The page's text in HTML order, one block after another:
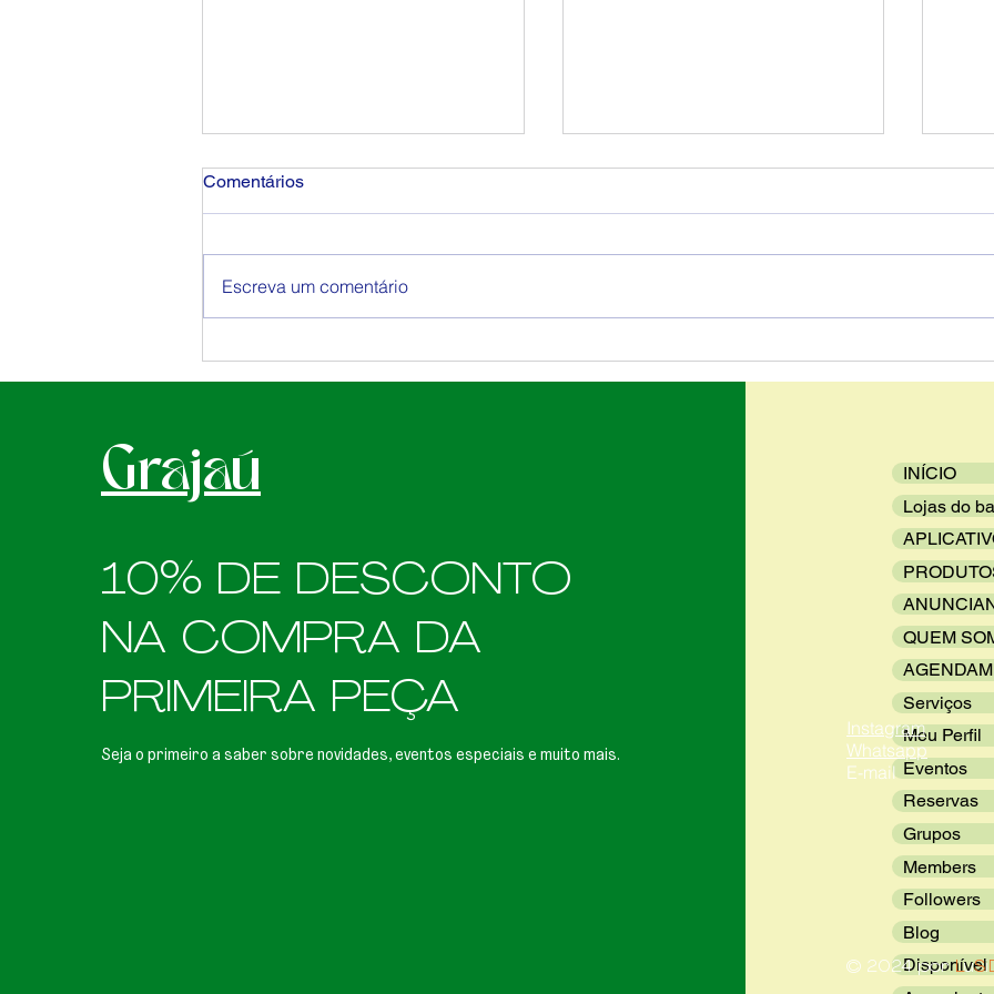
Riccio Viagens
Comentários
Escreva um comentário
Grajaú
10% DE DESCONTO
NA COMPRA DA
PRIMEIRA PEÇA
Seja o primeiro a saber sobre novidades, eventos especiais e muito mais.
INÍCIO
Lojas do
QUEM
Serviços
Meu Perfil
Eventos
Reservas
Grupos
Members
Followers
Blog
Disponível
Instagram
Whatsapp
E-mail
© 2024 porLuSi